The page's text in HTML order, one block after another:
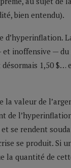
bien entendu).
inoffensive — du
1,50 $…
valeur de
se rendent
se produit. Si
la quantité de